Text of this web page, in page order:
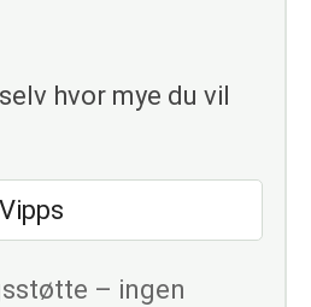
hvor mye du vil
– ingen